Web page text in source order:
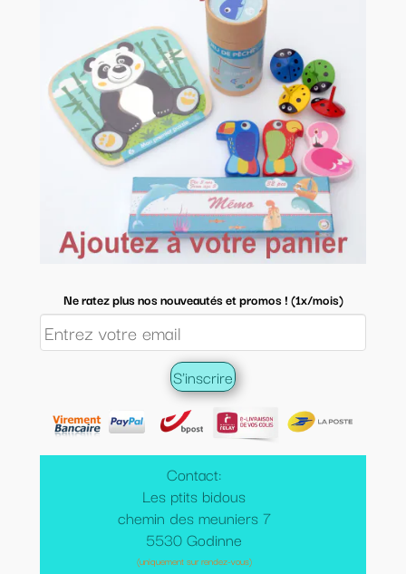
Contact:
Les ptits bidous
chemin des meuniers 7
5530 Godinne
(uniquement sur rendez-vous)
Ne ratez plus nos nouveautés et promos ! (1x/mois)